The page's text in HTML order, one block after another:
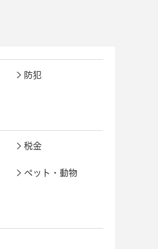
防犯
税金
ペット・動物